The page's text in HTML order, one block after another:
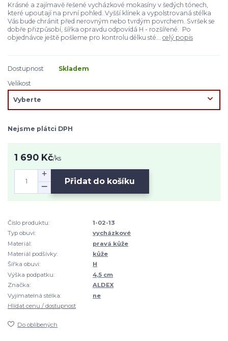
Krásné a zajímavě řešené vycházkové mokasíny v šedých tónech,
které upoutají na první pohled. Vyšší klínek a vypolstrovaná stélka
Vás bude chránit před nerovným nebo tvrdým povrchem. Svršek se
dobře přizpůsobí, šířka opravdu odpovídá H - rozšířené. Po
objednávce ještě pošleme pro kontrolu délku sté... celý popis
Dostupnost
Skladem
Velikost
Nejsme plátci DPH
1 690 Kč/ks
Přidat do košíku
Číslo produktu:
1-02-13
Typ obuvi:
vycházkové
Materiál:
pravá kůže
Materiál podšívky:
kůže
Šířka obuvi:
H
Výška podpatku:
4,5 cm
Značka:
ALDEX
Vyjímatelná stélka:
ne
Hlídat cenu / dostupnost
Do oblíbených